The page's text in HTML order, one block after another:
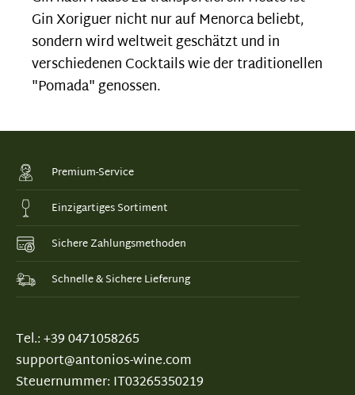
Gin Xoriguer nicht nur auf Menorca beliebt,
sondern wird weltweit geschätzt und in
verschiedenen Cocktails wie der traditionellen
"Pomada" genossen.
Premium-Service
Einzigartiges Sortiment
Sichere Zahlungsmethoden
Schnelle & Sichere Lieferung
Tel.: +39 0471058265
support@antonios-wine.com
Steuernummer: IT03265350219